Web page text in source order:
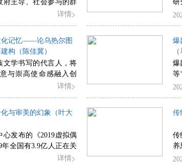
蕴含红色基因的快板艺
终，在新时代的文艺
力，承担起艺术熏陶和
笔历经实践检验和筛
角
府主导、社会参与的群
创造出了众多热点现
“生态化”保护作为四个
中国戏曲的艺术传承
表演艺术与时俱变的探
详情
研
书
学
语
过
念
究
化记忆——论乌热尔图
构（陈佳冀）
文学书写的代言人，将
与崇高使命感融入创
民族历史。其小说巧
诸种问题，构建起富
学世界。乌热尔图在
与自审的同时，亦不乏
族标识、历史记忆与生
野延伸至对现代化进
详情
爆
爆
等
制
创
意
与审美的幻象（叶大
发布的《2019虚拟偶
全国有3.9亿人正在关
规模与日俱增。初音
详情
传
传
道